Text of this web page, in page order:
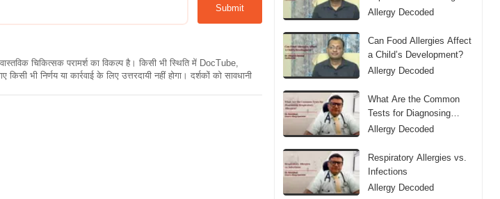
Submit
चिकित्सक परामर्श का विकल्प है। किसी भी स्थिति में DocTube,
भी निर्णय या कार्रवाई के लिए उत्तरदायी नहीं होगा। दर्शकों को सावधानी
Term Eating Habits?
Allergy Decoded
Can Food Allergies Affect
a Child’s Development?
Allergy Decoded
What Are the Common
Tests for Diagnosing
Respiratory Allergies?
Allergy Decoded
Respiratory Allergies vs.
Infections
Allergy Decoded